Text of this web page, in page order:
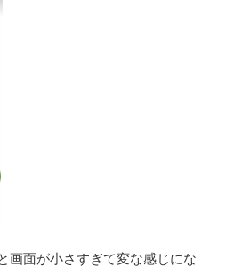
画面が小さすぎて変な感じにな